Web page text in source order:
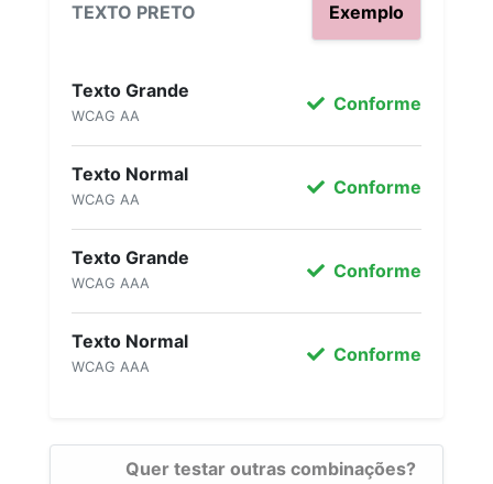
TEXTO PRETO Exemplo
Texto Grande
WCAG AA
Conforme
Texto Normal
WCAG AA
Conforme
Texto Grande
WCAG AAA
Conforme
Texto Normal
WCAG AAA
Conforme
Quer testar outras combinações?